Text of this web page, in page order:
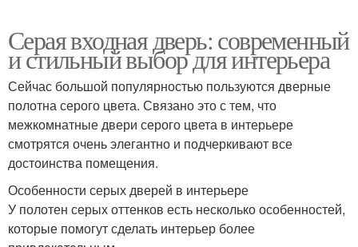
Серая входная дверь: современный
и стильный выбор для интерьера
Сейчас большой популярностью пользуются дверные
полотна серого цвета. Связано это с тем, что
межкомнатные двери серого цвета в интерьере
смотрятся очень элегантно и подчеркивают все
достоинства помещения.
Особенности серых дверей в интерьере
У полотен серых оттенков есть несколько особенностей,
которые помогут сделать интерьер более